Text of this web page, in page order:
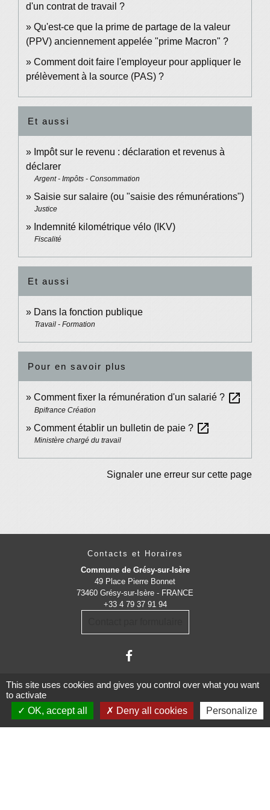
d'un contrat de travail ?
Qu'est-ce que la prime de partage de la valeur
(PPV) anciennement appelée "prime Macron" ?
Comment doit faire l'employeur pour appliquer le
prélèvement à la source (PAS) ?
Et aussi
Impôt sur le revenu : déclaration et revenus à
déclarer
Argent - Impôts - Consommation
Saisie sur salaire (ou "saisie des rémunérations")
Justice
Indemnité kilométrique vélo (IKV)
Fiscalité
Et aussi
Dans la fonction publique
Travail - Formation
Pour en savoir plus
Comment fixer la rémunération d'un salarié ? open_in_new
Bpifrance Création
Comment établir un bulletin de paie ? open_in_new
Ministère chargé du travail
Signaler une erreur sur cette page
Contacts et Horaires
Commune de Grésy-sur-Isère
49 Place Pierre Bonnet
73460 Grésy-sur-Isère - FRANCE
+33 4 79 37 91 94
This site uses cookies and gives you control over what you want
to activate
OK, accept all
Deny all cookies Personalize